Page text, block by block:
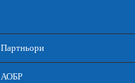
Партньори
АОБР